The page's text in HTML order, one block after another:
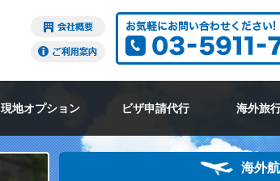
現地オプション ビザ申請代行 海外旅
海外